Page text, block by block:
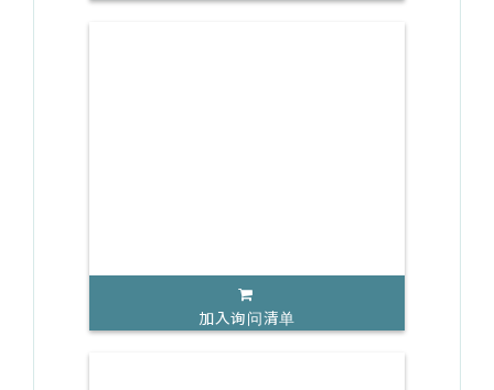
加入询问清单